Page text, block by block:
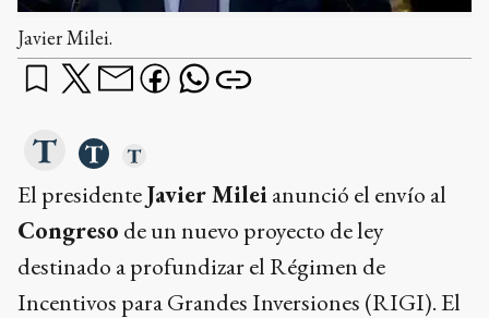
Javier Milei.
El presidenteJavier Mileianunció el envío al
Congreso de un nuevo proyecto de ley
destinado a profundizar el Régimen de
Incentivos para Grandes Inversiones (RIGI). El